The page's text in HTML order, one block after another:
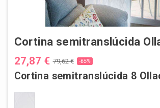
Cortina semitranslúcida
27,87 € 79,62 € -65%
Cortina semitranslúcida 8